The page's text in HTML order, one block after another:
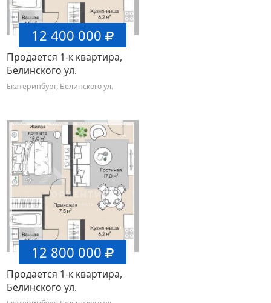
12 400 000
Продается 1-к квартира,
Белинского ул.
Екатеринбург, Белинского ул.
12 800 000
Продается 1-к квартира,
Белинского ул.